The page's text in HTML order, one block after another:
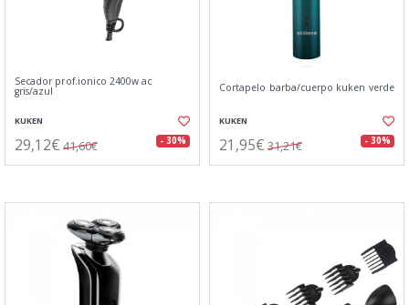
Secador prof.ionico 2400w ac
gris/azul
KUKEN
29,12€ 41,60€ - 30%
Cortapelo barba/cuerpo kuken verde
KUKEN
21,95€ 31,21€ - 30%